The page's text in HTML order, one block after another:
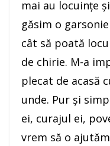
mai au locuinţe
găsim o
cât să poată
de chirie. M-a
plecat de acasă
unde. Pur şi
ei, curajul ei,
vrem să o